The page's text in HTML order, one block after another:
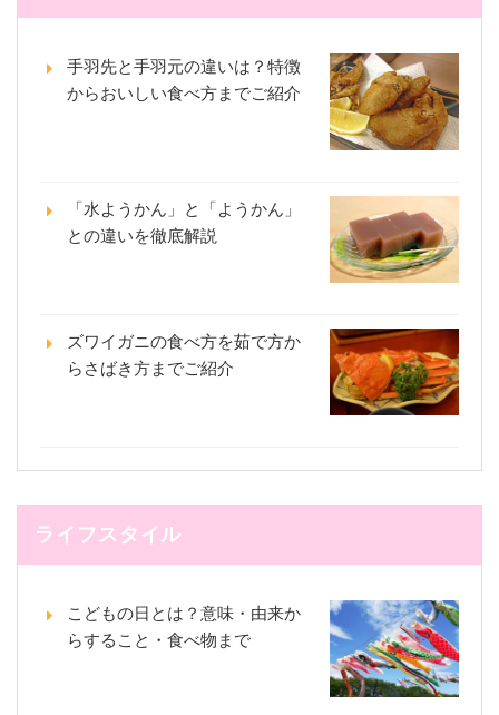
手羽先と手羽元の違いは？特徴
からおいしい食べ方までご紹介
「水ようかん」と「ようかん」
との違いを徹底解説
ズワイガニの食べ方を茹で方か
らさばき方までご紹介
ライフスタイル
こどもの日とは？意味・由来か
らすること・食べ物まで